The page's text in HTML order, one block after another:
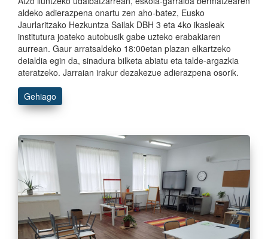
aldeko adierazpena onartu zen aho-batez, Eusko
Jaurlaritzako Hezkuntza Sailak DBH 3 eta 4ko ikasleak
institutura joateko autobusik gabe uzteko erabakiaren
aurrean. Gaur arratsaldeko 18:00etan plazan elkartzeko
deialdia egin da, sinadura bilketa abiatu eta talde-argazkia
ateratzeko. Jarraian irakur dezakezue adierazpena osorik.
Gehiago